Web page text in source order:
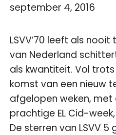
september 4, 2016
LSVV’70 leeft als
van Nederland
als kwantiteit. Vol
komst van een nieuw
afgelopen weken, met
prachtige EL Cid-
De sterren van LSVV